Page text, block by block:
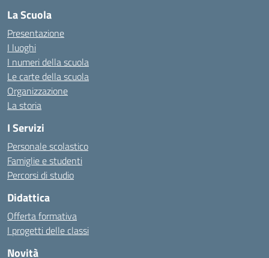
La Scuola
Presentazione
I luoghi
I numeri della scuola
Le carte della scuola
Organizzazione
La storia
I Servizi
Personale scolastico
Famiglie e studenti
Percorsi di studio
Didattica
Offerta formativa
I progetti delle classi
Novità